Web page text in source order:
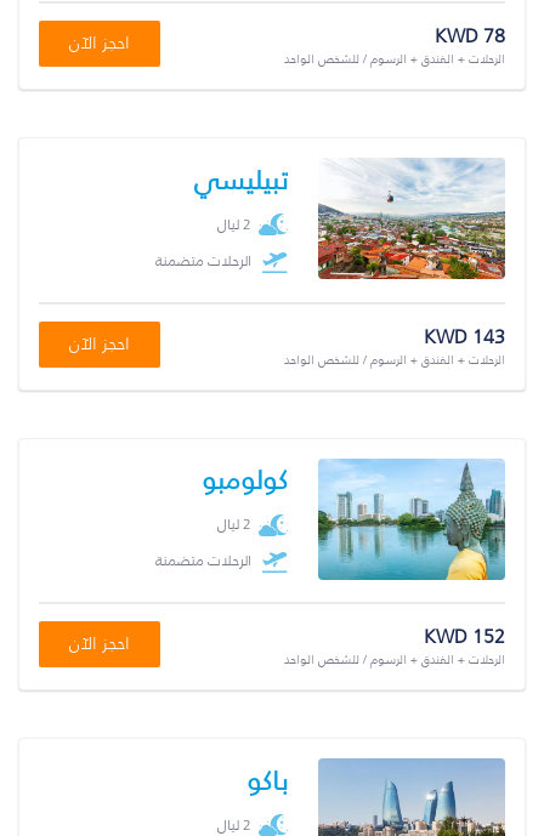
KWD 78
الرحلات + الفندق + الرسوم / للشخص الواحد
احجز الآن
تبيليسي
2 ليال
الرحلات متضمنة
KWD 143
الرحلات + الفندق + الرسوم / للشخص الواحد
احجز الآن
كولومبو
2 ليال
الرحلات متضمنة
KWD 152
الرحلات + الفندق + الرسوم / للشخص الواحد
احجز الآن
باكو
2 ليال